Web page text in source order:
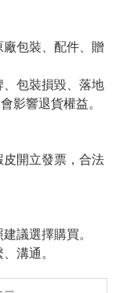
包裝、配件、贈
包裝損毀、落地
影響退貨權益。
開立發票，合法
議選擇購買。
溝通。